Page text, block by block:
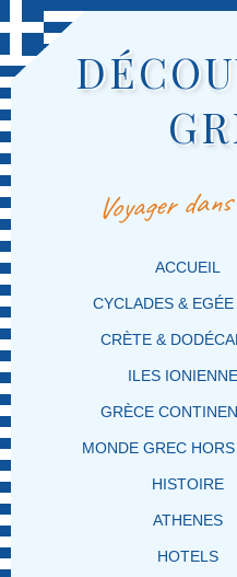
Voyager
MENU PRINCIPAL
MASQUER LA
MASQUER LA ACCUEIL
CYCLADES &
CRÈTE &
ILES
GRÈCE
MONDE GREC
HISTOIRE
ATHENES
HOTELS